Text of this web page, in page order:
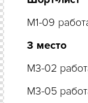
M1-09
3 место
M3-02
M3-05